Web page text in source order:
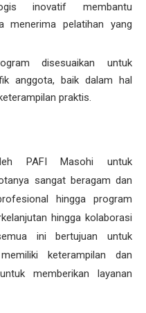
inovatif membantu
menerima pelatihan yang
disesuaikan untuk
anggota, baik dalam hal
praktis.
PAFI Masohi untuk
sangat beragam dan
hingga program
hingga kolaborasi
ini bertujuan untuk
keterampilan dan
memberikan layanan